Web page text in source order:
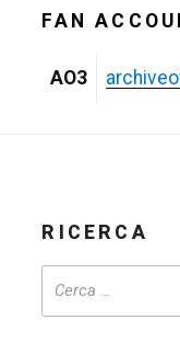
FAN
AO3
RICERCA